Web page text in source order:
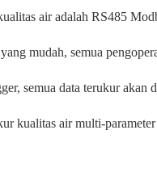
air adalah RS485
mudah, semua
semua data terukur akan
kualitas air multi-